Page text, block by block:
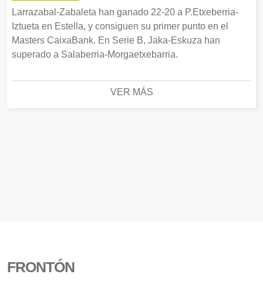
Larrazabal-Zabaleta han ganado 22-20 a P.Etxeberria-
Iztueta en Estella, y consiguen su primer punto en el
Masters CaixaBank. En Serie B, Jaka-Eskuza han
superado a Salaberria-Morgaetxebarria.
VER MÁS
FRONTÓN